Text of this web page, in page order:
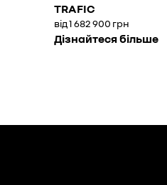
TRAFIC
від 1 682 900 грн
Дізнайтеся більше